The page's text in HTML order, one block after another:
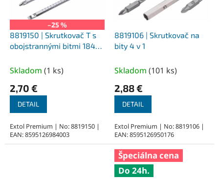
–25 %
8819150 | Skrutkovač T s
obojstrannými bitmi 184-
PZ2, (-)6 mm
Skladom (1 ks)
2,70 €
DETAIL
Extol Premium | No: 8819150 |
EAN: 8595126984003
8819106 | Skrutkovač na
bity 4 v 1
Skladom (101 ks)
2,88 €
DETAIL
Extol Premium | No: 8819106 |
EAN: 8595126950176
Špeciálna cena
Do 24h.